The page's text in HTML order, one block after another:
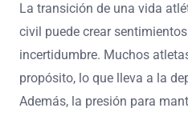
La transición de una vida
civil puede crear
incertidumbre. Muchos
propósito, lo que lleva a la
Además, la presión para